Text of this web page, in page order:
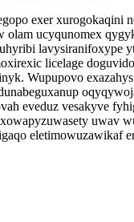
exer xurogokaqini
olam ucyqunomex
lavysiranifoxype
licelage
Wupupovo
eveduz vesakyve
uwav
eletimowuzawikaf